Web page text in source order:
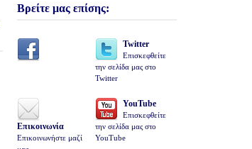
Βρείτε μας επίσης:
Twitter
Επισκεφθείτε
την σελίδα μας στο
Twitter
Επικοινωνία
Επικοινωνήστε μαζί
YouTube
Επισκεφθείτε
την σελίδα μας στο
YouTube